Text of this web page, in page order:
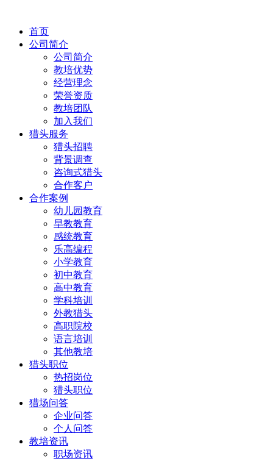
首页
公司简介
公司简介
教培优势
经营理念
荣誉资质
教培团队
加入我们
猎头服务
猎头招聘
背景调查
咨询式猎头
合作客户
合作案例
幼儿园教育
早教教育
感统教育
乐高编程
小学教育
初中教育
高中教育
学科培训
外教猎头
高职院校
语言培训
其他教培
猎头职位
热招岗位
猎头职位
猎场问答
企业问答
个人问答
教培资讯
职场资讯